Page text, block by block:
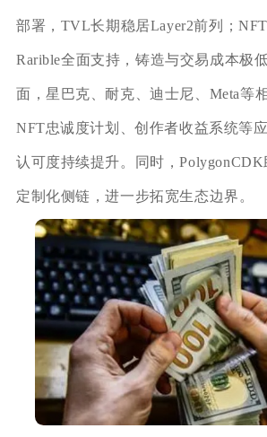
部署，TVL长期稳居Layer2前列；NFT
Rarible全面支持，铸造与交易成本极
面，星巴克、耐克、迪士尼、Meta等
NFT忠诚度计划、创作者收益系统等
认可度持续提升。同时，
定制化侧链，进一步拓宽生态边界。